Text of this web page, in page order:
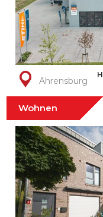
Ahrensburg
Wohnen